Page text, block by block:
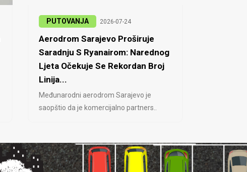
PUTOVANJA 2026-07-24
Aerodrom Sarajevo Proširuje
Saradnju S Ryanairom: Narednog
Ljeta Očekuje Se Rekordan Broj
Linija...
Međunarodni aerodrom Sarajevo je
saopštio da je komercijalno partners..